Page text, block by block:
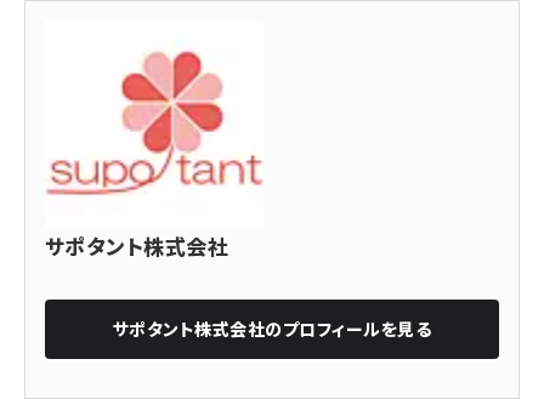
サポタント株式会社
サポタント株式会社のプロフィールを見る